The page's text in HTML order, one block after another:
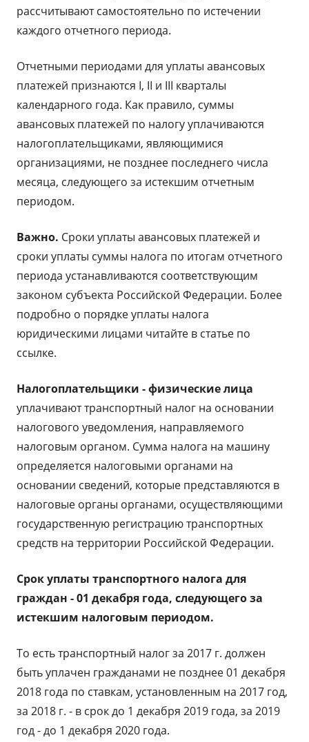
рассчитывают самостоятельно по истечении
каждого отчетного периода.
Отчетными периодами для уплаты авансовых
платежей признаются I, II и III кварталы
календарного года. Как правило, суммы
авансовых платежей по налогу уплачиваются
налогоплательщиками, являющимися
организациями, не позднее последнего числа
месяца, следующего за истекшим отчетным
периодом.
Важно. Сроки уплаты авансовых платежей и
сроки уплаты суммы налога по итогам отчетного
периода устанавливаются соответствующим
законом субъекта Российской Федерации. Более
подробно о порядке уплаты налога
юридическими лицами читайте в статье по
ссылке.
Налогоплательщики - физические лица
уплачивают транспортный налог на основании
налогового уведомления, направляемого
налоговым органом. Сумма налога на машину
определяется налоговыми органами на
основании сведений, которые представляются в
налоговые органы органами, осуществляющими
государственную регистрацию транспортных
средств на территории Российской Федерации.
Срок уплаты транспортного налога для
граждан - 01 декабря года, следующего за
истекшим налоговым периодом.
То есть транспортный налог за 2017 г. должен
быть уплачен гражданами не позднее 01 декабря
2018 года по ставкам, установленным на 2017 год,
за 2018 г. - в срок до 1 декабря 2019 года, за 2019
год - до 1 декабря 2020 года.